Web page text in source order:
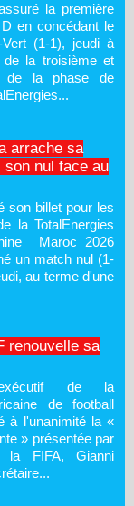
la première
en concédant le
(1-1), jeudi à
de la troisième et
de la phase de
arrache sa
son nul face au
son billet pour les
la TotalEnergies
Maroc 2026
un match nul (1-
au terme d'une
renouvelle sa
de la
de football
à l'unanimité la «
» présentée par
la FIFA, Gianni